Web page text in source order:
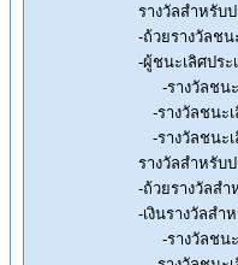
รางวัลสำหรับ
-ถ้วยรางวัลช
-ผู้ชนะเลิศปร
-รางวัลชนะ
-รางวัลชนะ
-รางวัลชนะ
รางวัลสำหรับ
-ถ้วยรางวัลส
-เงินรางวัลส
-รางวัลชนะ